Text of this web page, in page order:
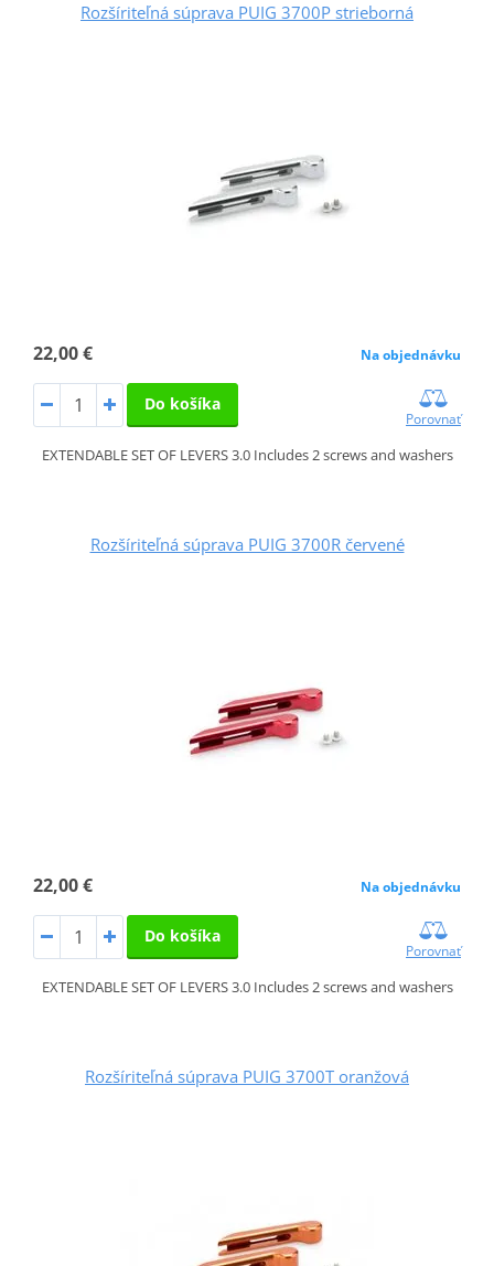
Rozšíriteľná súprava PUIG 3700P strieborná
22,00 € Na objednávku
Do košíka
Porovnať
EXTENDABLE SET OF LEVERS 3.0 Includes 2 screws and washers
Rozšíriteľná súprava PUIG 3700R červené
22,00 € Na objednávku
Do košíka
Porovnať
EXTENDABLE SET OF LEVERS 3.0 Includes 2 screws and washers
Rozšíriteľná súprava PUIG 3700T oranžová